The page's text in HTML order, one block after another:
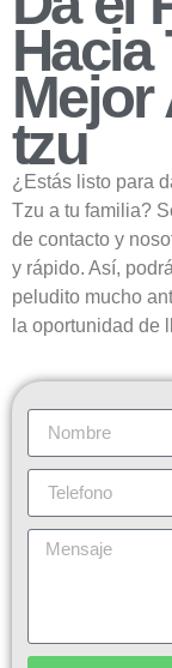
Hacia
Mejor
tzu
¿Estás listo para
Tzu a tu familia?
de contacto y
y rápido. Así,
peludito mucho
la oportunidad de